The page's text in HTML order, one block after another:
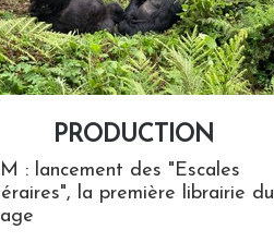
PRODUCTION
: lancement des "Escales
la première librairie du